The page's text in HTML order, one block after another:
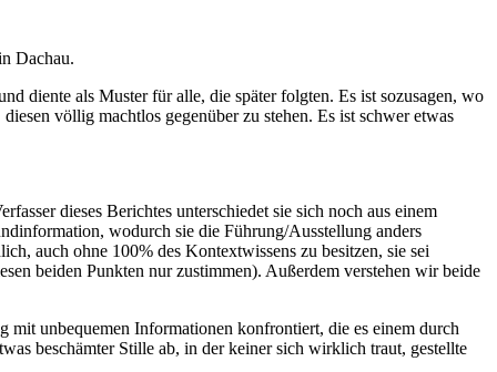
Dachau.
diente als Muster für alle, die später folgten. Es ist sozusagen, wo
völlig machtlos gegenüber zu stehen. Es ist schwer etwas
dieses Berichtes unterschiedet sie sich noch aus einem
wodurch sie die Führung/Ausstellung anders
auch ohne 100% des Kontextwissens zu besitzen, sie sei
beiden Punkten nur zustimmen). Außerdem verstehen wir beide
unbequemen Informationen konfrontiert, die es einem durch
beschämter Stille ab, in der keiner sich wirklich traut, gestellte